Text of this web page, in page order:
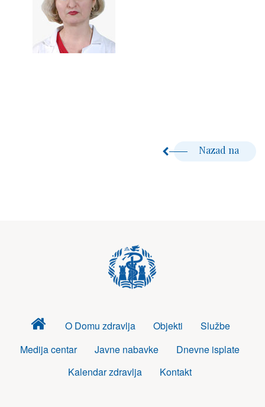
Nazad na
Dom
zdravlja
O Domu zdravlja Objekti
Službe
Medija centar
Javne nabavke
Dnevne isplate
Kalendar zdravlja
Kontakt